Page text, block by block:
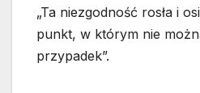
„Ta niezgodność rosła i
punkt, w którym nie
przypadek”.